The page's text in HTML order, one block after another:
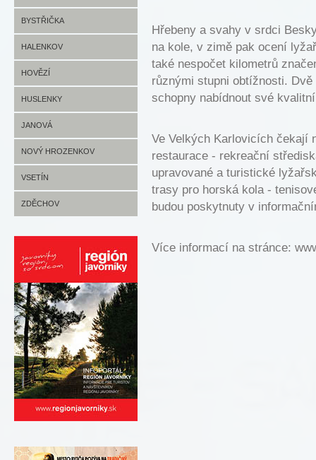
ŠTIAVNIK FOTO
SÚĽOV-HRADNÁ INFO
SÚĽOV-HRADNÁ FOTO
BYSTŘIČKA
BYSTŘIČKA INFO
BYSTŘIČKA FOTO
HALENKOV
HALENKOV INFO
HALENKOV FOTO
HOVĚZÍ
HOVĚZÍ INFO
HOVĚZÍ FOTO
HUSLENKY
HUSLENKY INFO
HUSLENKY FOTO
JANOVÁ
JANOVÁ INFO
JANOVÁ FOTO
NOVÝ HROZENKOV
NOVÝ HROZENKOV INFO
NOVÝ HROZENKOV FOTO
VSETÍN
VSETÍN INFO
ZDĚCHOV
ZDĚCHOV FOTO
Hřebeny a svahy v srdci
na kole, v zimě pak ocení
také nespočet kilometrů
různými stupni obtížnosti.
schopny nabídnout své
Ve Velkých Karlovicích čekají
restaurace - rekreační
upravované a turistické
trasy pro horská kola -
budou poskytnuty v
Více informací na stránce: